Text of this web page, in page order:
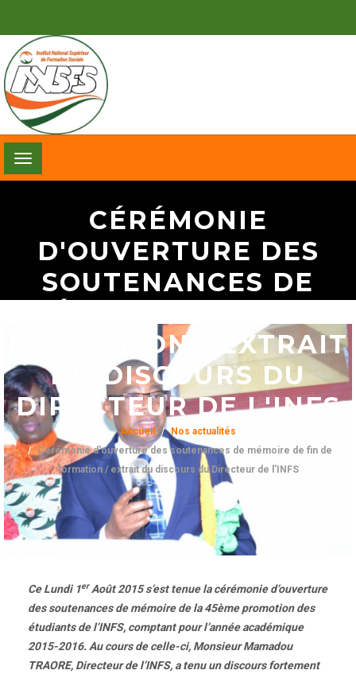
Toggle
navigation
CÉRÉMONIE
D'OUVERTURE DES
SOUTENANCES DE
FORMATION / EXTRAIT
DU DISCOURS DU
DIRECTEUR DE L'INFS
Accueil
Nos actualités
Cérémonie d'ouverture des soutenances de mémoire de fin de
formation / extrait du discours du Directeur de l'INFS
Ce Lundi 1erAoût 2015 s’est tenue la cérémonie d’ouverture
des soutenances de mémoire de la 45ème promotion des
étudiants de l’INFS, comptant pour l’année académique
2015-2016. Au cours de celle-ci, Monsieur Mamadou
TRAORE, Directeur de l’INFS, a tenu un discours fortement